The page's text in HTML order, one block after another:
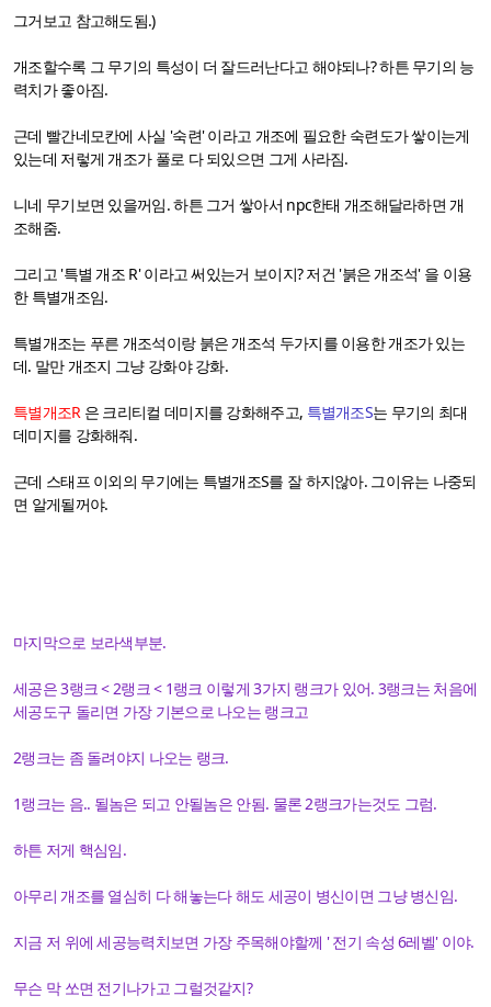
그거보고 참고해도됨.)
개조할수록 그 무기의 특성이 더 잘드러난다고 해야되나? 하튼 무기의 능
력치가 좋아짐.
근데 빨간네모칸에 사실 '숙련' 이라고 개조에 필요한 숙련도가 쌓이는게
있는데 저렇게 개조가 풀로 다 되있으면 그게 사라짐.
니네 무기보면 있을꺼임. 하튼 그거 쌓아서 npc한태 개조해달라하면 개
조해줌.
그리고 '특별 개조 R' 이라고 써있는거 보이지? 저건 '붉은 개조석' 을 이용
한 특별개조임.
특별개조는 푸른 개조석이랑 붉은 개조석 두가지를 이용한 개조가 있는
데. 말만 개조지 그냥 강화야 강화.
특별개조R은 크리티컬 데미지를 강화해주고, 특별개조S는 무기의 최대
데미지를 강화해줘.
근데 스태프 이외의 무기에는 특별개조S를 잘 하지않아. 그이유는 나중되
면 알게될꺼야.
마지막으로 보라색부분.
세공은 3랭크 < 2랭크 < 1랭크 이렇게 3가지 랭크가 있어. 3랭크는 처음에
세공도구 돌리면 가장 기본으로 나오는 랭크고
2랭크는 좀 돌려야지 나오는 랭크.
1랭크는 음.. 될놈은 되고 안될놈은 안됨. 물론 2랭크가는것도 그럼.
하튼 저게 핵심임.
아무리 개조를 열심히 다 해놓는다 해도 세공이 병신이면 그냥 병신임.
지금 저 위에 세공능력치보면 가장 주목해야할께 ' 전기 속성 6레벨' 이야.
무슨 막 쏘면 전기나가고 그럴것같지?